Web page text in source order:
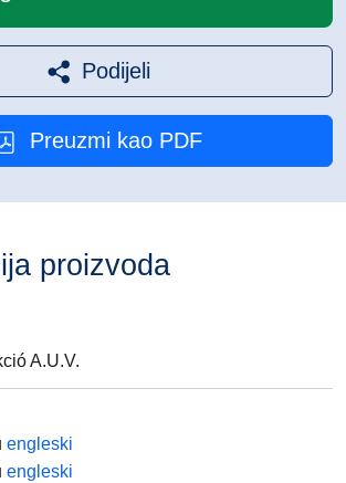
Podijeli
Preuzmi kao PDF
proizvoda
A.U.V.
engleski
engleski